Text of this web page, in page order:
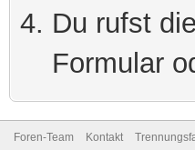
Du rufst
Formular
Foren-Team Kontakt